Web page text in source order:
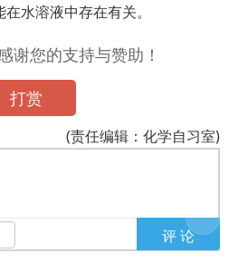
水溶液中存在有关。
谢您的支持与赞助！
打赏
(责任编辑：化学自习室)